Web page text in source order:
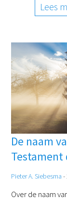
Lees
De naam
Testament
Pieter A. Siebesma -
Over de naam